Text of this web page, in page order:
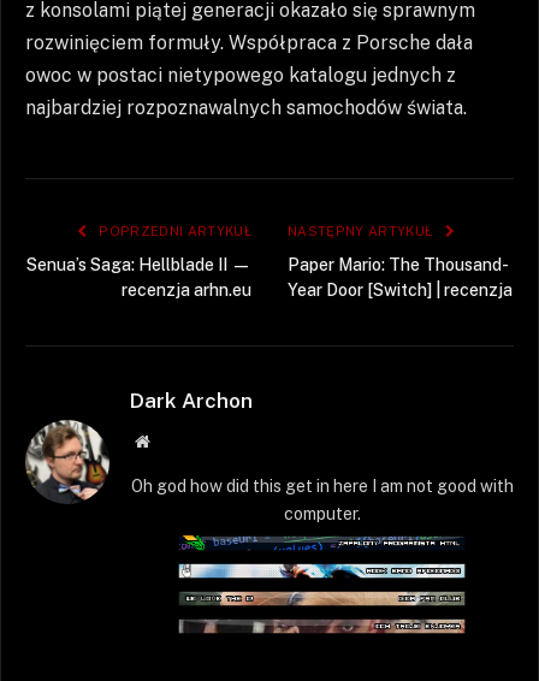
z konsolami piątej generacji okazało się sprawnym
rozwinięciem formuły. Współpraca z Porsche dała
owoc w postaci nietypowego katalogu jednych z
najbardziej rozpoznawalnych samochodów świata.
POPRZEDNI ARTYKUŁ
Senua’s Saga: Hellblade II —
recenzja arhn.eu
NASTĘPNY ARTYKUŁ
Paper Mario: The Thousand-
Year Door [Switch] | recenzja
Dark Archon
Strona
Oh god how did this get in here I am not good with
computer.